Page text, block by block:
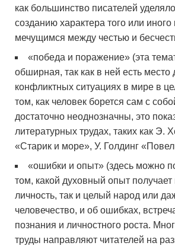
как большинство писателей
созданию характера того или иного
мечущимся между честью и
«победа и поражение» (эта
обширная, так как в ней есть место
конфликтных ситуациях в мире в
том, как человек борется сам с
достаточно неоднозначны, это
литературных трудах, таких как Э.
«Старик и море», У. Голдинг
«ошибки и опыт» (здесь можно
том, какой духовный опыт получает
личность, так и целый народ или
человечество, и об ошибках,
познания и личностного роста.
труды направляют читателей на